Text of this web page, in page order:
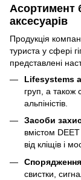
Асортимент
аксесуарів
Продукція
туриста у сфері
представлені
Lifesystems
груп, а також
альпіністів.
Засоби
вмістом
від кліщів і
свистки,